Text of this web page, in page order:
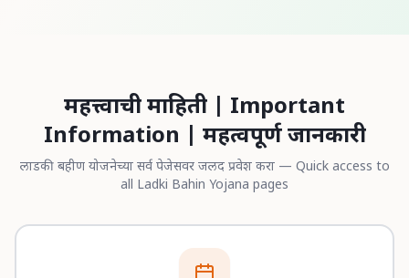
महत्त्वाची माहिती | Important
Information | महत्वपूर्ण जानकारी
लाडकी बहीण योजनेच्या सर्व पेजेसवर जलद प्रवेश करा — Quick access to
all Ladki Bahin Yojana pages